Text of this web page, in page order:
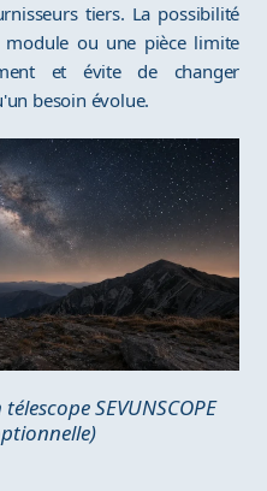
tiers. La possibilité
module ou une pièce limite
et évite de changer
besoin évolue.
SEVUNSCOPE